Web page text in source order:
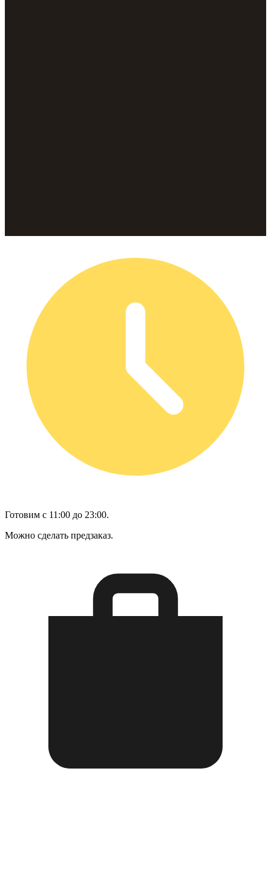
Готовим с 11:00 до 23:00.
Можно сделать предзаказ.